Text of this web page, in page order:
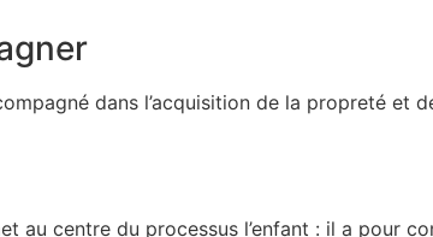
dans l’acquisition de la propreté et
au centre du processus l’enfant : il a pour